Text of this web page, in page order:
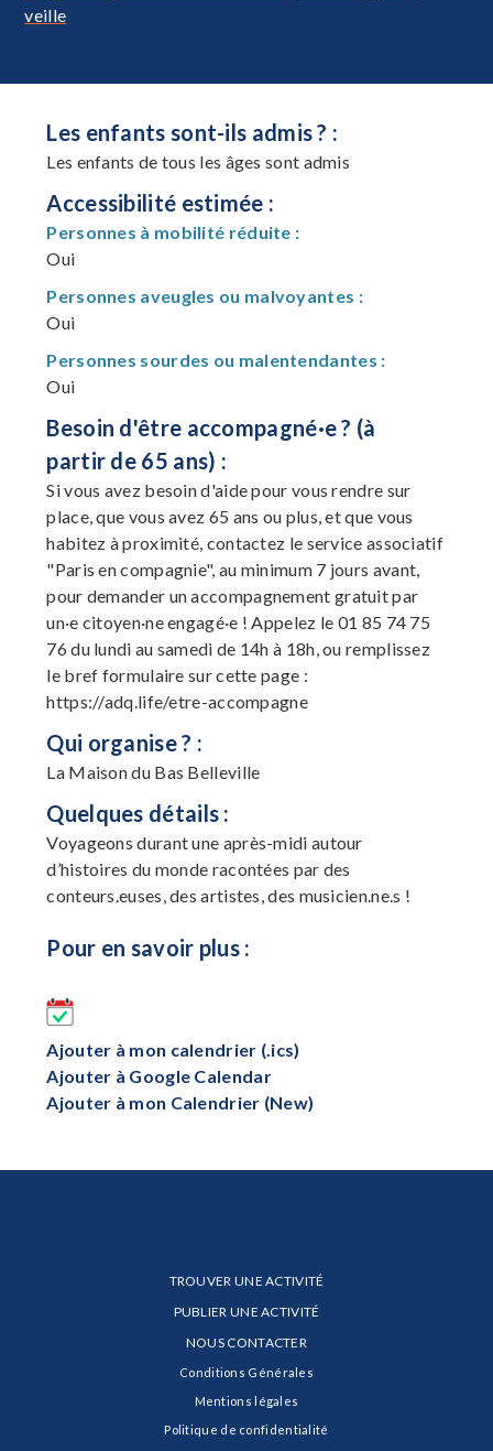
veille
Les enfants sont-ils admis ? :
Les enfants de tous les âges sont admis
Accessibilité estimée :
Personnes à mobilité réduite :
Oui
Personnes aveugles ou malvoyantes :
Oui
Personnes sourdes ou malentendantes :
Oui
Besoin d'être accompagné·e ? (à
partir de 65 ans) :
Si vous avez besoin d'aide pour vous rendre sur
place, que vous avez 65 ans ou plus, et que vous
habitez à proximité, contactez le service associatif
"Paris en compagnie", au minimum 7 jours avant,
pour demander un accompagnement gratuit par
un·e citoyen·ne engagé·e ! Appelez le 01 85 74 75
76 du lundi au samedi de 14h à 18h, ou remplissez
le bref formulaire sur cette page :
https://adq.life/etre-accompagne
Qui organise ? :
La Maison du Bas Belleville
Quelques détails :
Voyageons durant une après-midi autour
d’histoires du monde racontées par des
conteurs.euses, des artistes, des musicien.ne.s !
Pour en savoir plus :
Ajouter à mon calendrier (.ics)
Ajouter à Google Calendar
Ajouter à mon Calendrier (New)
TROUVER UNE ACTIVITÉ
PUBLIER UNE ACTIVITÉ
NOUS CONTACTER
Conditions Générales
Mentions légales
Politique de confidentialité